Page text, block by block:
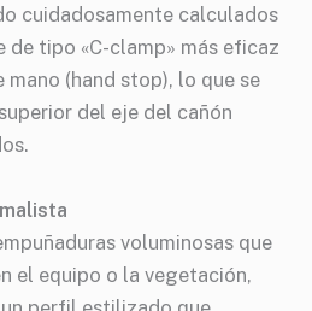
cuidadosamente calculados
de tipo «C-clamp» más eficaz
(hand stop), lo que se
del eje del cañón
voluminosas que
el equipo o la vegetación,